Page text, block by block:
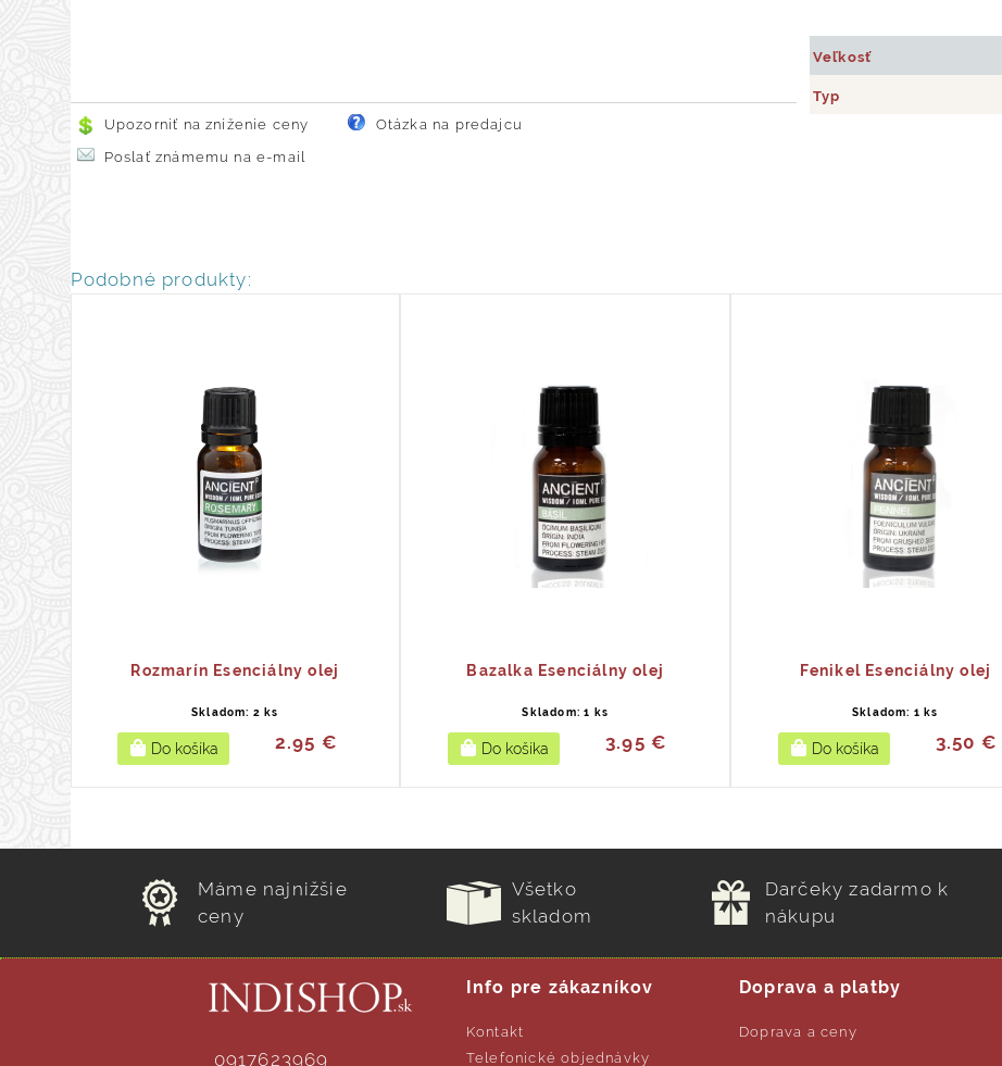
Upozorniť na zníženie ceny
Otázka na predajcu
Poslať známemu na e-mail
Veľkosť
Typ
Podobné produkty:
Rozmarín Esenciálny olej
Skladom: 2 ks
2.95 €
Bazalka Esenciálny olej
Skladom: 1 ks
3.95 €
Fenikel Esenciálny olej
Skladom: 1 ks
3.50 €
Máme najnižšie
ceny
Všetko
skladom
Darčeky zadarmo k
nákupu
0917623969
Info pre zákazníkov
Kontakt
Telefonické objednávky
Doprava a platby
Doprava a ceny